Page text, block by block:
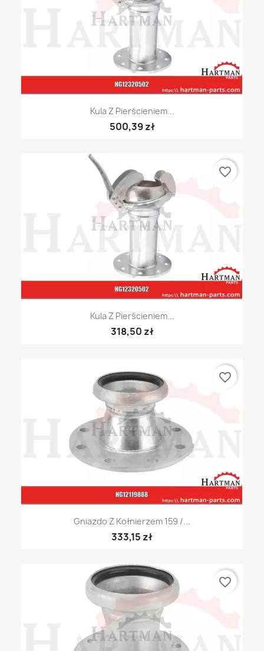
Kula Z Pierścieniem...
500,39 zł
Kula Z Pierścieniem...
318,50 zł
favorite_border
Gniazdo Z Kołnierzem 159 /...
333,15 zł
favorite_border
favorite_border